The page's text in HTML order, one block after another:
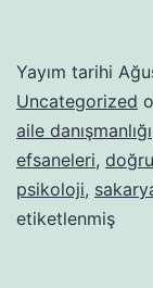
BİLİNEN
YANLIŞLAR
Yayım tarihi
Uncategorized
aile danışmanlığı
efsaneleri,
psikoloji,
etiketlenmiş